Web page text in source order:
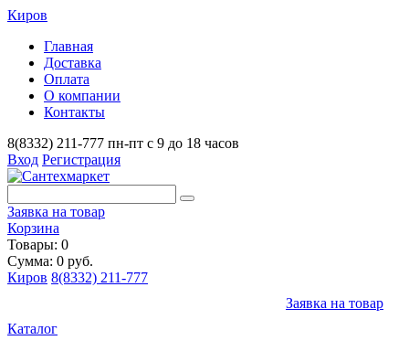
Киров
Главная
Доставка
Оплата
О компании
Контакты
8(8332) 211-777 пн-пт с 9 до 18 часов
Вход Регистрация
Заявка на товар
Корзина
Товары: 0
Сумма: 0 руб.
Киров 8(8332) 211-777
Заявка на товар
Каталог